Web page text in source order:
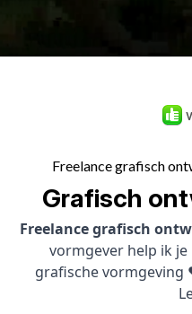
Freelance grafisch
Grafisch
Freelance grafisch
vormgever help ik
grafische vormgeving